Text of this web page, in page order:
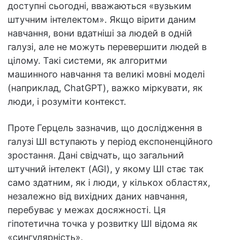
доступні сьогодні, вважаються «вузьким
штучним інтелектом». Якщо вірити даним
навчання, вони вдатніші за людей в одній
галузі, але не можуть перевершити людей в
цілому. Такі системи, як алгоритми
машинного навчання та великі мовні моделі
(наприклад, ChatGPT), важко міркувати, як
люди, і розуміти контекст.
Проте Герцель зазначив, що дослідження в
галузі ШІ вступають у період експоненційного
зростання. Дані свідчать, що загальний
штучний інтелект (AGI), у якому ШІ стає так
само здатним, як і люди, у кількох областях,
незалежно від вихідних даних навчання,
перебуває у межах досяжності. Ця
гіпотетична точка у розвитку ШІ відома як
«сингулярність».